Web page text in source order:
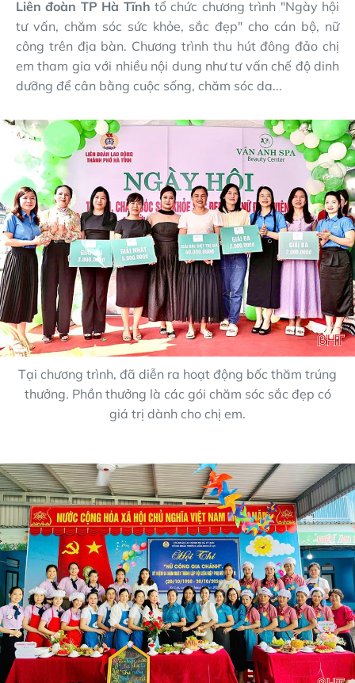
Liên đoàn TP Hà Tĩnh tổ chức chương trình "Ngày hội
tư vấn, chăm sóc sức khỏe, sắc đẹp" cho cán bộ, nữ
công trên địa bàn. Chương trình thu hút đông đảo chị
em tham gia với nhiều nội dung như tư vấn chế độ dinh
dưỡng để cân bằng cuộc sống, chăm sóc da...
Tại chương trình, đã diễn ra hoạt động bốc thăm trúng
thưởng. Phần thưởng là các gói chăm sóc sắc đẹp có
giá trị dành cho chị em.